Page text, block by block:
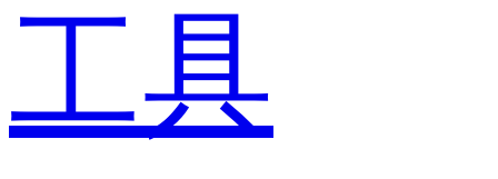
工具